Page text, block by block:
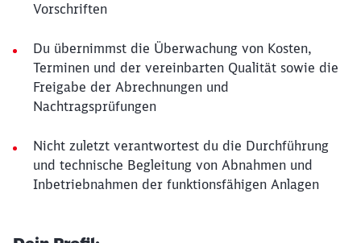
Vorschriften
Du übernimmst die Überwachung von Kosten,
Terminen und der vereinbarten Qualität sowie die
Freigabe der Abrechnungen und
Nachtragsprüfungen
Nicht zuletzt verantwortest du die Durchführung
und technische Begleitung von Abnahmen und
Inbetriebnahmen der funktionsfähigen Anlagen